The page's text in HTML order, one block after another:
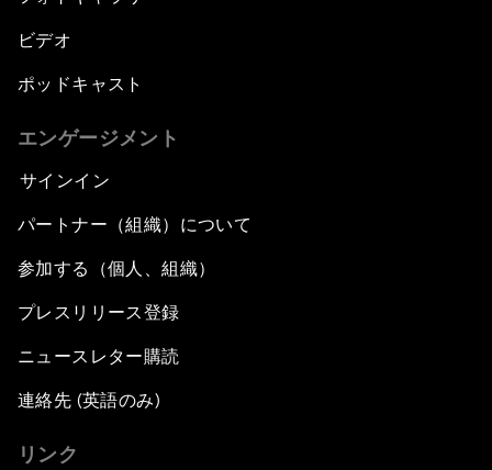
ビデオ
ポッドキャスト
エンゲージメント
サインイン
パートナー（組織）について
参加する（個人、組織）
プレスリリース登録
ニュースレター購読
連絡先 (英語のみ)
リンク